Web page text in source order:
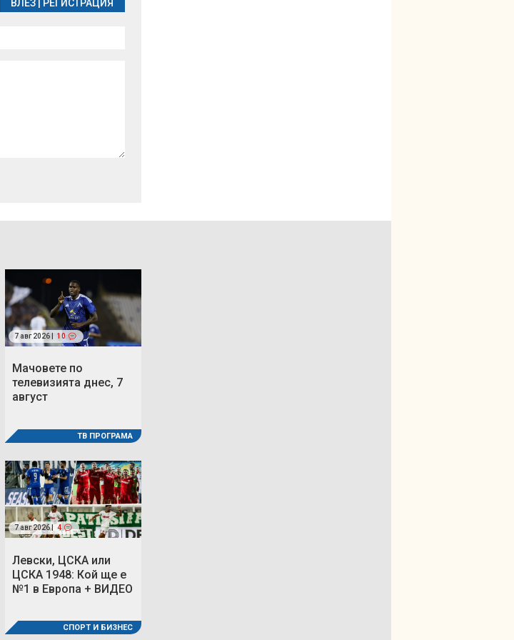
ВЛЕЗ РЕГИСТРАЦИЯ
7 авг 2026 | 10
Мачовете по
телевизията днес, 7
август
ТВ ПРОГРАМА
7 авг 2026 | 4
Левски, ЦСКА или
ЦСКА 1948: Кой ще е
№1 в Европа + ВИДЕО
СПОРТ И БИЗНЕС